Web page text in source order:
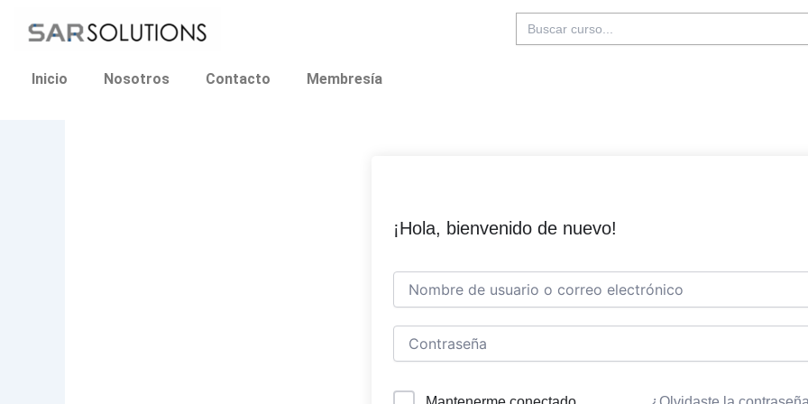
Buscar:
Inicio Nosotros Contacto Membresía
¡Hola, bienvenido de nuevo!